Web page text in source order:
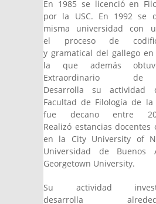
En 1985 se licenció en
por la USC. En 1992 se
misma universidad con
el proceso de
y gramatical del gallego en
la que además
Extraordinario de
Desarrolla su actividad
Facultad de Filología de
fue decano entre
Realizó estancias docentes
en la City University of
Universidad de
Georgetown University.
Su actividad
desarrolla